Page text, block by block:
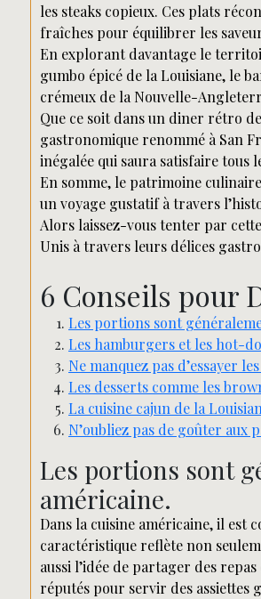
les steaks copieux. Ces plats
fraîches pour équilibrer les
En explorant davantage le
gumbo épicé de la Louisiane, le
crémeux de la Nouvelle-
Que ce soit dans un diner rétro
gastronomique renommé à San
inégalée qui saura satisfaire tous
En somme, le patrimoine
un voyage gustatif à travers
Alors laissez-vous tenter par
Unis à travers leurs délices
6 Conseils pour
Les portions sont
Les hamburgers et les hot-
Ne manquez pas d’essayer
Les desserts comme les
La cuisine cajun de la
N’oubliez pas de goûter aux
Les portions sont
américaine.
Dans la cuisine américaine, il est
caractéristique reflète non
aussi l’idée de partager des
réputés pour servir des assiettes